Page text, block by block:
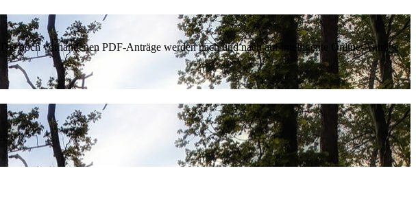
noch vorhandenen PDF-Anträge werden nach und nach auf intelligente Online-Anträge